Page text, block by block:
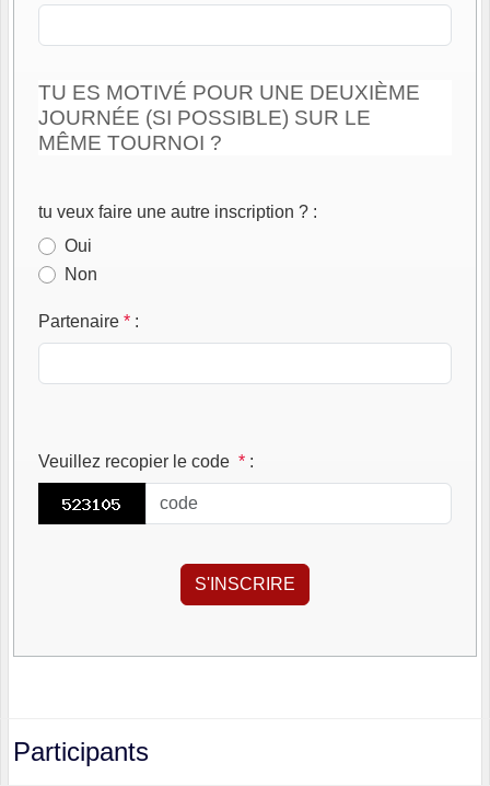
TU ES MOTIVÉ POUR UNE DEUXIÈME
JOURNÉE (SI POSSIBLE) SUR LE
MÊME TOURNOI ?
tu veux faire une autre inscription ? :
Oui
Non
Partenaire * :
Veuillez recopier le code * :
Participants